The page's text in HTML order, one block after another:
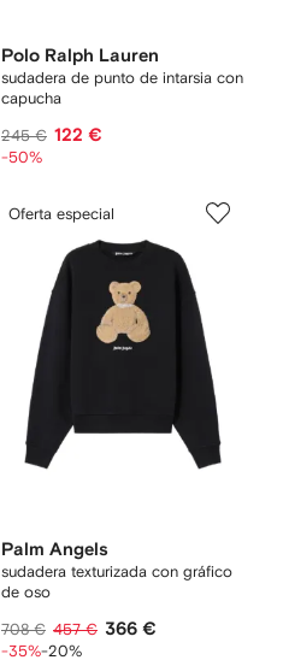
Polo Ralph Lauren
sudadera de punto de intarsia con
capucha
245 € 122 €
-50%
Oferta especial
Palm Angels
sudadera texturizada con gráfico
de oso
708 € 457 € 366 €
-35%-20%